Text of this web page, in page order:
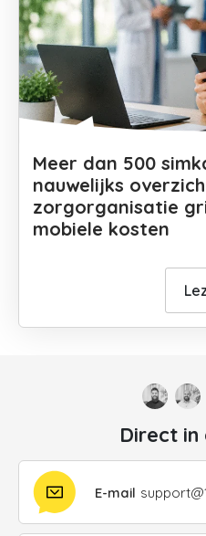
Meer dan 500
nauwelijks
zorgorganisatie
mobiele kosten
Direct
E-mail